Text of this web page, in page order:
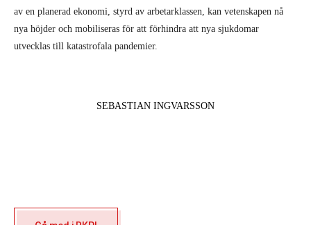
av en planerad ekonomi, styrd av arbetarklassen, kan vetenskapen nå
nya höjder och mobiliseras för att förhindra att nya sjukdomar
utvecklas till katastrofala pandemier.
SEBASTIAN INGVARSSON